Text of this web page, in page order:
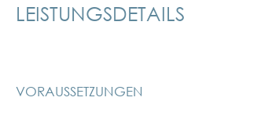
LEISTUNGSDETAILS
VORAUSSETZUNGEN